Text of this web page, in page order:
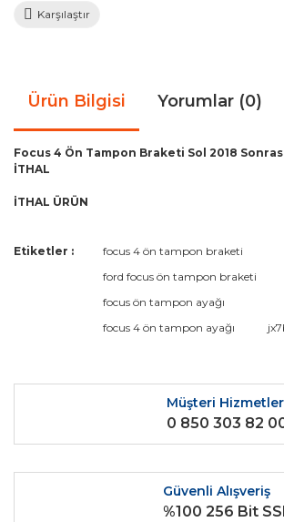
Karşılaştır
Ürün Bilgisi Yorumlar (0)
Focus 4 Ön Tampon Braketi Sol 2018
İTHAL
İTHAL ÜRÜN
Bu ürüne ilk yorumu siz yapın!
Yorum Yaz
Bu ürünün fiyat bilgisi, resim, ürün
kullanarak tarafımıza iletebilirsiniz.
Görüş ve önerileriniz için teşekkür ederiz.
Ürün bilgilerinde hatalar bulunuyor.
Ürün fiyatı diğer sitelerden daha pahalı.
Bu ürüne benzer farklı alternatifler olmalı.
Etiketler :
focus 4 ön tampon braketi
ford focus ön tampon braketi
focus ön tampon ayağı
focus 4 ön tampon ayağı
Müşteri
0 850 303 82
Güvenli Alışveriş
%100 256 Bit